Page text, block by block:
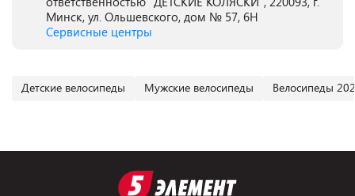
Минск, ул. Ольшевского, дом № 57, 6Н
Сервисные центры
Детские велосипеды Мужские велосипеды Велосипеды